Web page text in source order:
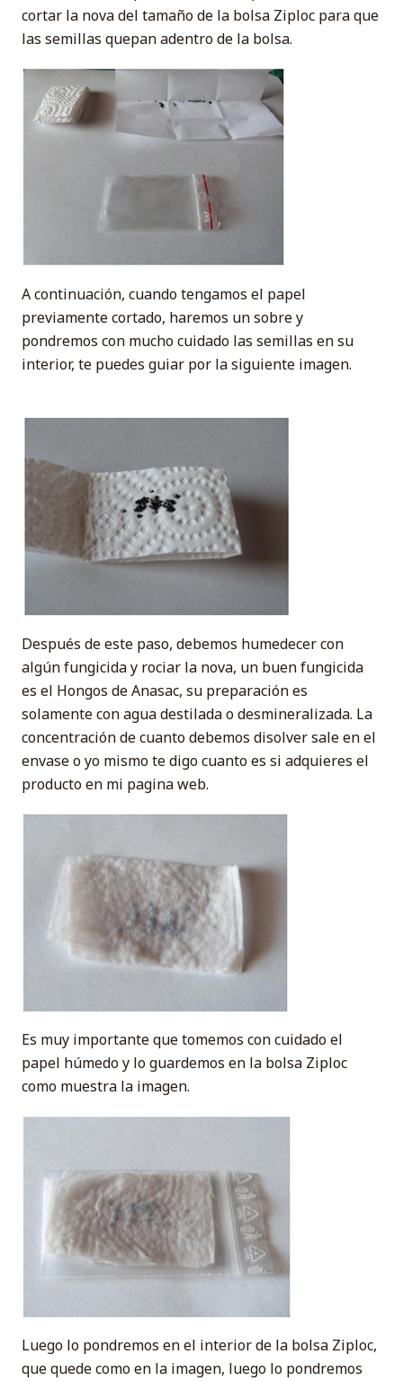
cortar la nova del tamaño de la bolsa Ziploc para que
las semillas quepan adentro de la bolsa.
A continuación, cuando tengamos el papel
previamente cortado, haremos un sobre y
pondremos con mucho cuidado las semillas en su
interior, te puedes guiar por la siguiente imagen.
Después de este paso, debemos humedecer con
algún fungicida y rociar la nova, un buen fungicida
es el Hongos de Anasac, su preparación es
solamente con agua destilada o desmineralizada. La
concentración de cuanto debemos disolver sale en el
envase o yo mismo te digo cuanto es si adquieres el
producto en mi pagina web.
Es muy importante que tomemos con cuidado el
papel húmedo y lo guardemos en la bolsa Ziploc
como muestra la imagen.
Luego lo pondremos en el interior de la bolsa Ziploc,
que quede como en la imagen, luego lo pondremos